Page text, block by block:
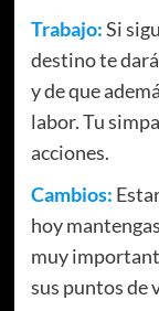
Trabajo:Si
destino te
y de que
labor. Tu
acciones.
Cambios:
hoy
muy
sus puntos de